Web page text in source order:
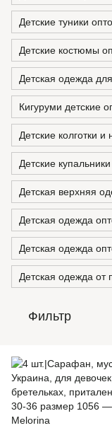
Детские туники
Детские костюмы
Детская одежда
Кигуруми детские
Детские колготки и
Детские
Детская верхняя
Детская одежда
Детская одежда
Детская одежда от
Фильтр